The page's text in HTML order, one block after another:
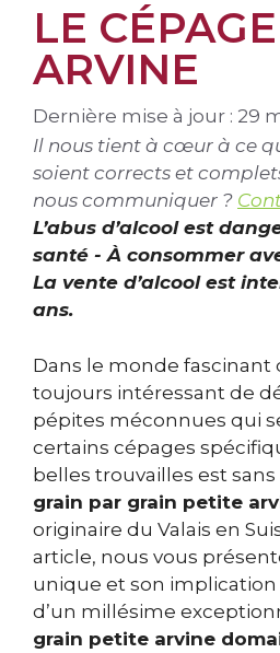
LE
ARVINE
Dernière mise à jour : 29
Il nous tient à cœur à ce
soient corrects et
nous communiquer ?
L’abus d’alcool est
santé - À consommer
La vente d’alcool est
ans.
Dans le monde fascinant
toujours intéressant de
pépites méconnues qui
certains cépages
belles trouvailles est
grain par grain petite
originaire du Valais en
article, nous vous
unique et son implication
d’un millésime
grain petite arvine